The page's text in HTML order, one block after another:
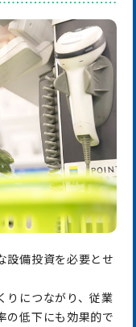
設備投資を必要とせ
りにつながり、従業
の低下にも効果的で